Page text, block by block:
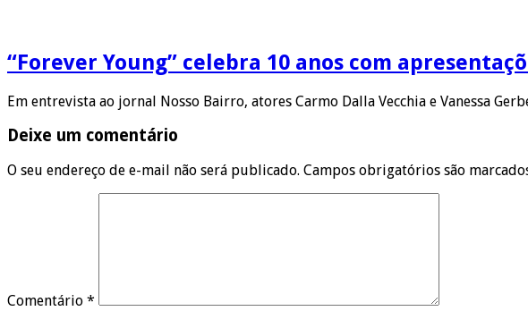
“Forever Young” celebra 10 anos com
Em entrevista ao jornal Nosso Bairro, atores Carmo Dalla Vecchia e Vanessa
Deixe um comentário
O seu endereço de e-mail não será publicado. Campos obrigatórios são
Comentário *